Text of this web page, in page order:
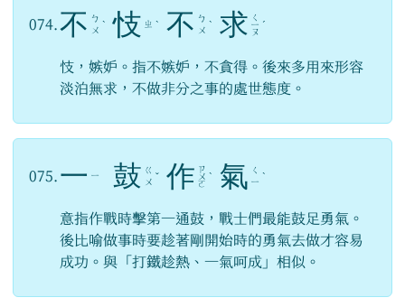
074. 不 ㄅ
ㄨ ˋ 忮 ㄓ ˋ 不 ㄅ
ㄨ ˋ 求 ㄑ
ㄧ
ㄡ
ˊ
忮，嫉妒。指不嫉妒，不貪得。後來多用來形容
淡泊無求，不做非分之事的處世態度。
075. 一 ㄧ 鼓 ㄍ
ㄨ ˇ 作 ㄗ
ㄨ
ㄛ
ˋ 氣 ㄑ
ㄧ ˋ
意指作戰時擊第一通鼓，戰士們最能鼓足勇氣。
後比喻做事時要趁著剛開始時的勇氣去做才容易
成功。與「打鐵趁熱、一氣呵成」相似。